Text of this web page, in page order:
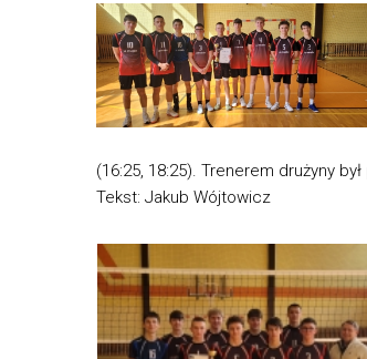
(16:25, 18:25). Trenerem drużyny
Tekst: Jakub Wójtowicz